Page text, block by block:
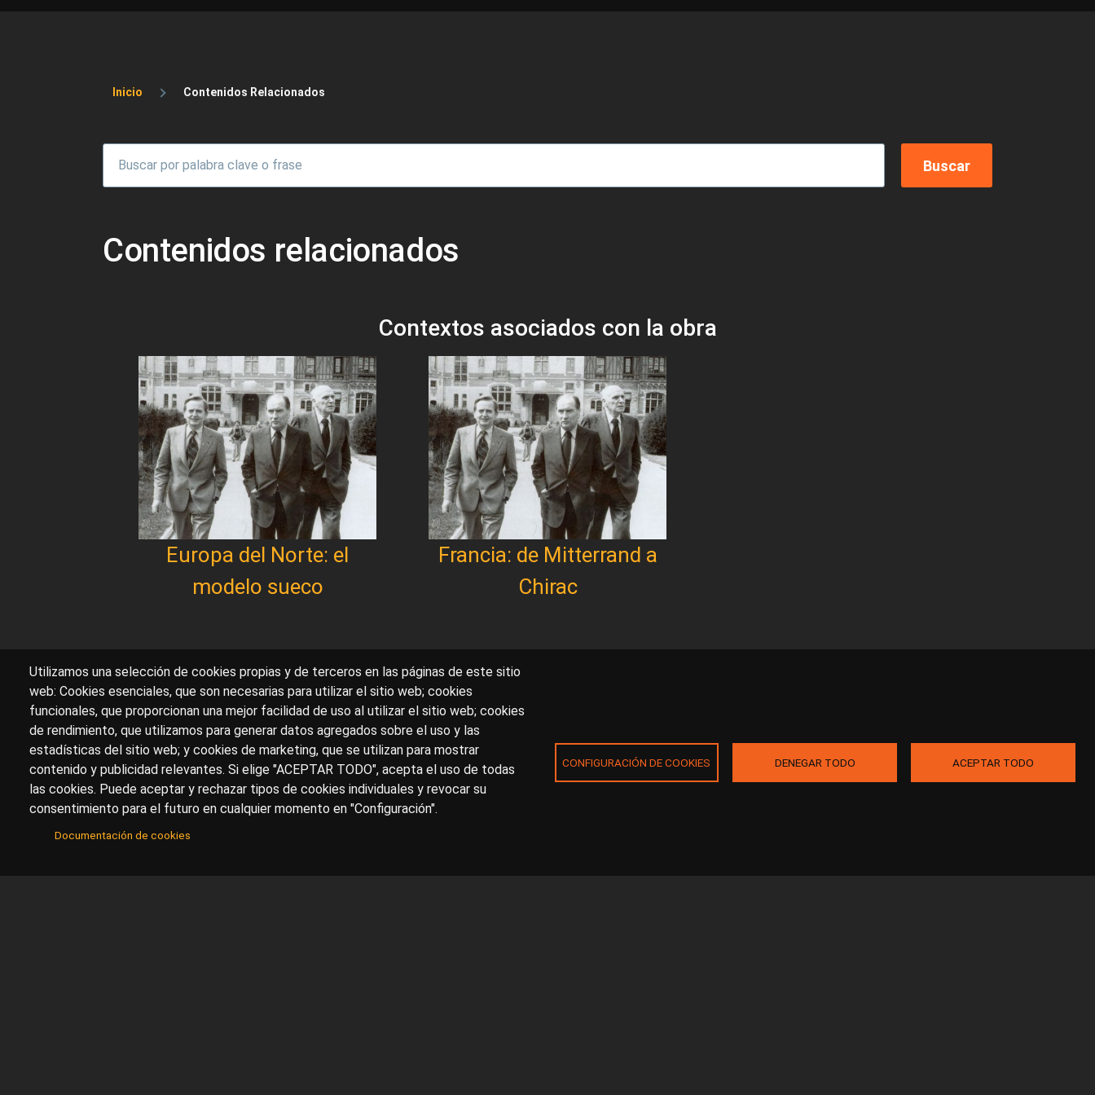
Sobrescribir enlaces de ayuda a la navegación
Inicio Contenidos Relacionados
Contenidos relacionados
Contextos asociados con la obra
Europa del Norte: el
modelo sueco
Francia: de Mitterrand a
Chirac
Utilizamos una selección de cookies propias y de terceros en las páginas de este sitio
web: Cookies esenciales, que son necesarias para utilizar el sitio web; cookies
funcionales, que proporcionan una mejor facilidad de uso al utilizar el sitio web; cookies
de rendimiento, que utilizamos para generar datos agregados sobre el uso y las
estadísticas del sitio web; y cookies de marketing, que se utilizan para mostrar
contenido y publicidad relevantes. Si elige "ACEPTAR TODO", acepta el uso de todas
las cookies. Puede aceptar y rechazar tipos de cookies individuales y revocar su
consentimiento para el futuro en cualquier momento en "Configuración".
Documentación de cookies
CONFIGURACIÓN DE COOKIES DENEGAR TODO ACEPTAR TODO